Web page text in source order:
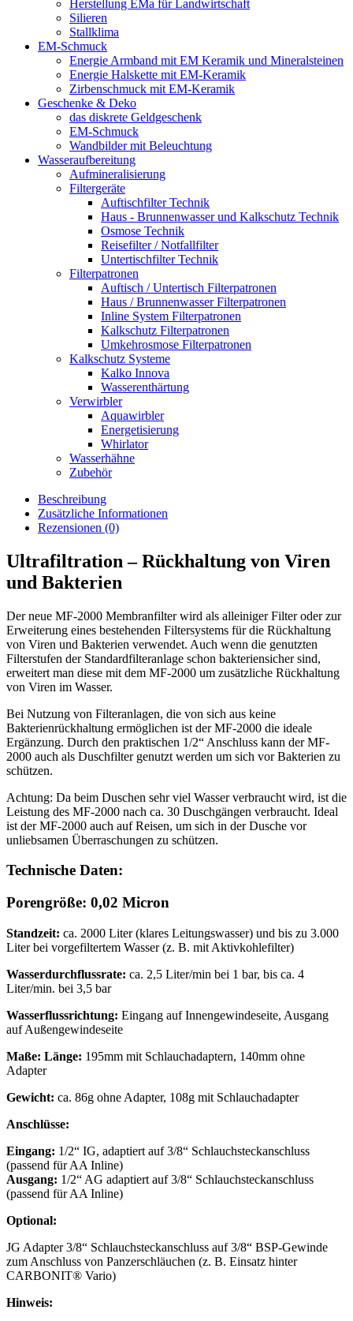
Herstellung EMa für Landwirtschaft
Silieren
Stallklima
EM-Schmuck
Energie Armband mit EM Keramik und Mineralsteinen
Energie Halskette mit EM-Keramik
Zirbenschmuck mit EM-Keramik
Geschenke & Deko
das diskrete Geldgeschenk
EM-Schmuck
Wandbilder mit Beleuchtung
Wasseraufbereitung
Aufmineralisierung
Filtergeräte
Auftischfilter Technik
Haus - Brunnenwasser und Kalkschutz Technik
Osmose Technik
Reisefilter / Notfallfilter
Untertischfilter Technik
Filterpatronen
Auftisch / Untertisch Filterpatronen
Haus / Brunnenwasser Filterpatronen
Inline System Filterpatronen
Kalkschutz Filterpatronen
Umkehrosmose Filterpatronen
Kalkschutz Systeme
Kalko Innova
Wasserenthärtung
Verwirbler
Aquawirbler
Energetisierung
Whirlator
Wasserhähne
Zubehör
Beschreibung
Zusätzliche Informationen
Rezensionen (0)
Ultrafiltration – Rückhaltung von Viren
und Bakterien
Der neue MF-2000 Membranfilter wird als alleiniger Filter oder zur
Erweiterung eines bestehenden Filtersystems für die Rückhaltung
von Viren und Bakterien verwendet. Auch wenn die genutzten
Filterstufen der Standardfilteranlage schon bakteriensicher sind,
erweitert man diese mit dem MF-2000 um zusätzliche Rückhaltung
von Viren im Wasser.
Bei Nutzung von Filteranlagen, die von sich aus keine
Bakterienrückhaltung ermöglichen ist der MF-2000 die ideale
Ergänzung. Durch den praktischen 1/2“ Anschluss kann der MF-
2000 auch als Duschfilter genutzt werden um sich vor Bakterien zu
schützen.
Achtung: Da beim Duschen sehr viel Wasser verbraucht wird, ist die
Leistung des MF-2000 nach ca. 30 Duschgängen verbraucht. Ideal
ist der MF-2000 auch auf Reisen, um sich in der Dusche vor
unliebsamen Überraschungen zu schützen.
Technische Daten:
Porengröße: 0,02 Micron
Standzeit: ca. 2000 Liter (klares Leitungswasser) und bis zu 3.000
Liter bei vorgefiltertem Wasser (z. B. mit Aktivkohlefilter)
Wasserdurchflussrate: ca. 2,5 Liter/min bei 1 bar, bis ca. 4
Liter/min. bei 3,5 bar
Wasserflussrichtung: Eingang auf Innengewindeseite, Ausgang
auf Außengewindeseite
Maße: Länge: 195mm mit Schlauchadaptern, 140mm ohne
Adapter
Gewicht: ca. 86g ohne Adapter, 108g mit Schlauchadapter
Anschlüsse:
Eingang: 1/2“ IG, adaptiert auf 3/8“ Schlauchsteckanschluss
(passend für AA Inline)
Ausgang: 1/2“ AG adaptiert auf 3/8“ Schlauchsteckanschluss
(passend für AA Inline)
Optional:
JG Adapter 3/8“ Schlauchsteckanschluss auf 3/8“ BSP-Gewinde
zum Anschluss von Panzerschläuchen (z. B. Einsatz hinter
CARBONIT® Vario)
Hinweis: